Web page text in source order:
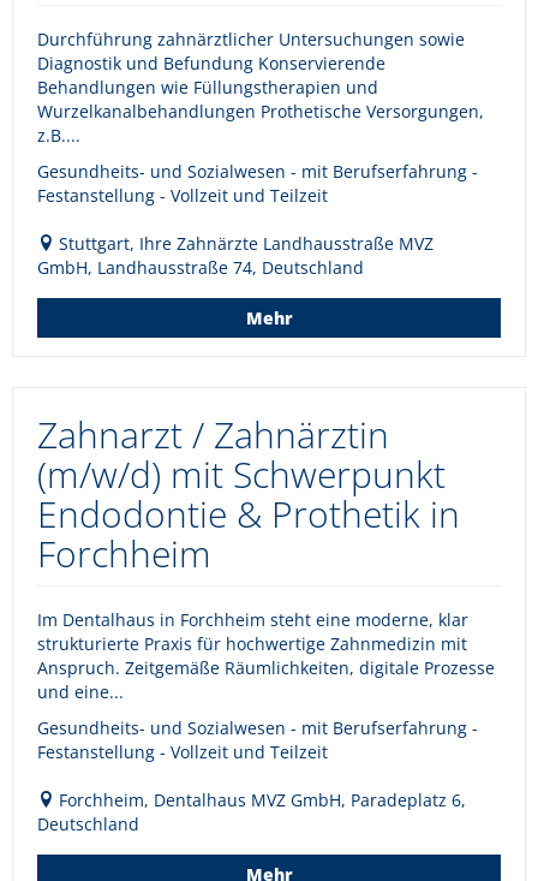
Durchführung zahnärztlicher Untersuchungen sowie
Diagnostik und Befundung Konservierende
Behandlungen wie Füllungstherapien und
Wurzelkanalbehandlungen Prothetische Versorgungen,
z.B....
Gesundheits- und Sozialwesen - mit Berufserfahrung -
Festanstellung - Vollzeit und Teilzeit
Stuttgart, Ihre Zahnärzte Landhausstraße MVZ
GmbH, Landhausstraße 74, Deutschland
Mehr
Zahnarzt / Zahnärztin
(m/w/d) mit Schwerpunkt
Endodontie & Prothetik in
Forchheim
Im Dentalhaus in Forchheim steht eine moderne, klar
strukturierte Praxis für hochwertige Zahnmedizin mit
Anspruch. Zeitgemäße Räumlichkeiten, digitale Prozesse
und eine...
Gesundheits- und Sozialwesen - mit Berufserfahrung -
Festanstellung - Vollzeit und Teilzeit
Forchheim, Dentalhaus MVZ GmbH, Paradeplatz 6,
Deutschland
Mehr